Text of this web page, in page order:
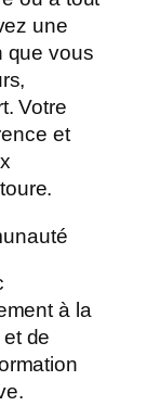
une
que vous
Votre
et
à la
de